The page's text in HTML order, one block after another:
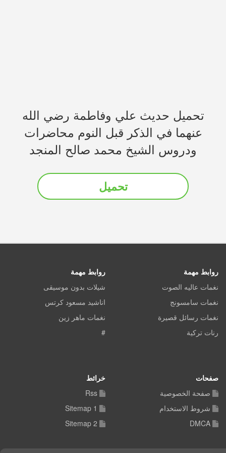
تحميل حديث علي وفاطمة رضي الله
عنهما في الذكر قبل النوم محاضرات
ودروس الشيخ محمد صالح المنجد
تحميل
روابط مهمة
نغمات عاليه الصوت
نغمات سامسونج
نغمات رسائل قصيرة
رنات تركية
روابط مهمة
شيلات بدون موسيقى
اناشيد مسعود كرتس
نغمات ماهر زين
#
صفحات
صفحة الخصوصية
شروط الاستخدام
DMCA
خرائط
Rss
Sitemap 1
Sitemap 2